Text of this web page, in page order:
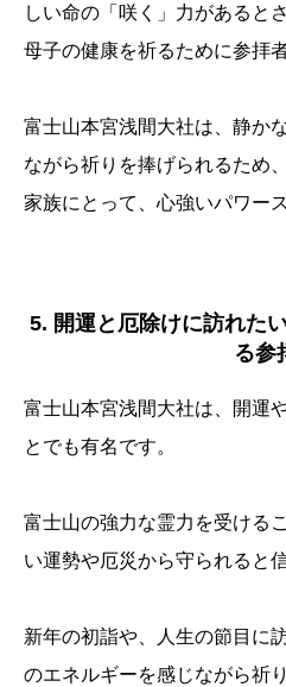
しい命の「咲く」力があると
母子の健康を祈るために参拝
富士山本宮浅間大社は、静か
ながら祈りを捧げられるため
家族にとって、心強いパワー
5. 開運と厄除けに訪れた
る参
富士山本宮浅間大社は、開運
とでも有名です。
富士山の強力な霊力を受ける
い運勢や厄災から守られると
新年の初詣や、人生の節目に
のエネルギーを感じながら祈